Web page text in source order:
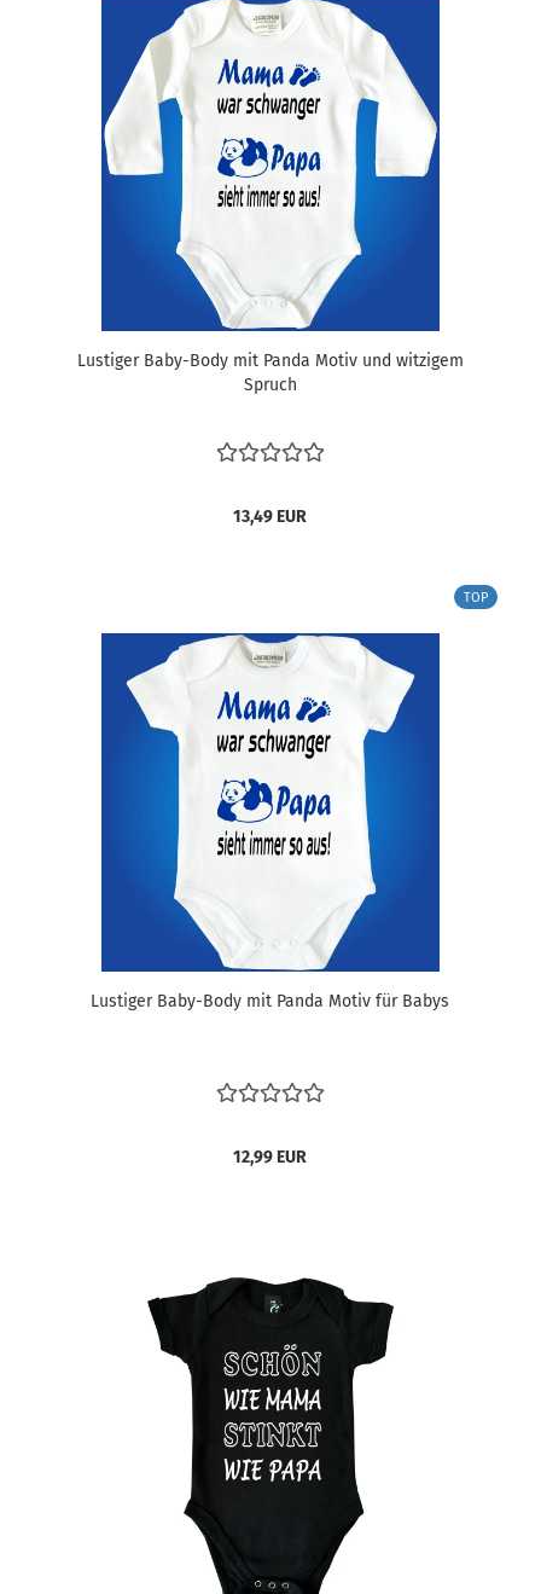
Lustiger Baby-Body mit Panda Motiv und witzigem
Spruch
13,49 EUR
TOP
Lustiger Baby-Body mit Panda Motiv für Babys
12,99 EUR